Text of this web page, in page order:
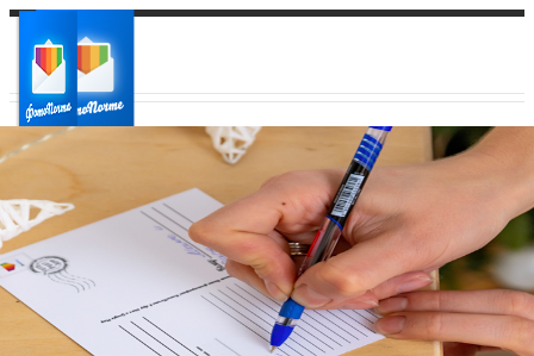
Ваш город:
Ваш регион доставки
Выберите из списка: